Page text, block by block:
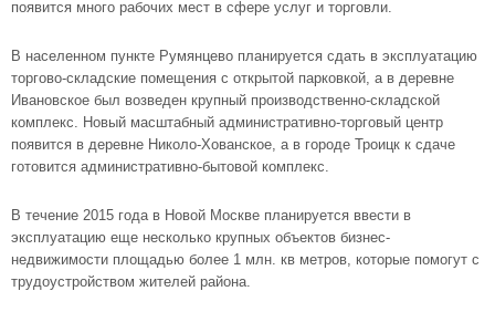
появится много рабочих мест в сфере услуг и торговли.
В населенном пункте Румянцево планируется сдать в эксплуатацию
торгово-складские помещения с открытой парковкой, а в деревне
Ивановское был возведен крупный производственно-складской
комплекс. Новый масштабный административно-торговый центр
появится в деревне Николо-Хованское, а в городе Троицк к сдаче
готовится административно-бытовой комплекс.
В течение 2015 года в Новой Москве планируется ввести в
эксплуатацию еще несколько крупных объектов бизнес-
недвижимости площадью более 1 млн. кв метров, которые помогут с
трудоустройством жителей района.